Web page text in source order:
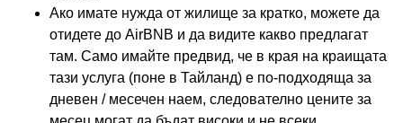
Ако имате нужда от жилище за кратко, можете да
отидете до AirBNB и да видите какво предлагат
там. Само имайте предвид, че в края на краищата
тази услуга (поне в Тайланд) е по-подходяща за
дневен / месечен наем, следователно цените за